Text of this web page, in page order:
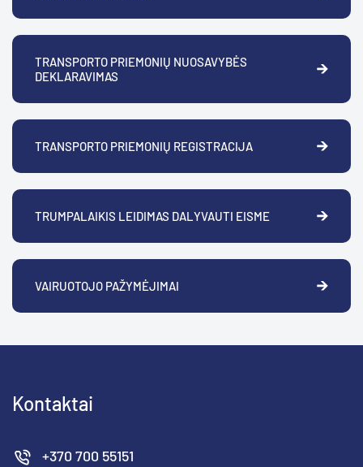
TRANSPORTO PRIEMONIŲ NUOSAVYBĖS
DEKLARAVIMAS
TRANSPORTO PRIEMONIŲ REGISTRACIJA
TRUMPALAIKIS LEIDIMAS DALYVAUTI EISME
VAIRUOTOJO PAŽYMĖJIMAI
Kontaktai
+370 700 55151